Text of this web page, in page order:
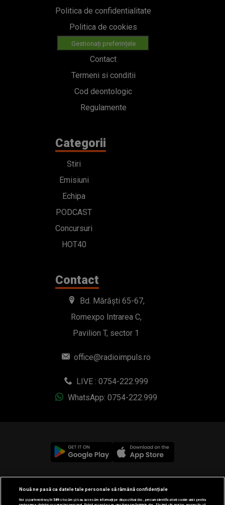
Politica de confidentialitate
Politica de cookies
Gestionați preferințele
Contact
Termeni si conditii
Cod deontologic
Regulamente
Categorii
Stiri
Emisiuni
Echipa
PODCAST
Concursuri
HOT40
Contact
Bd. Mărăști 65-67,
Romexpo Intrarea C,
Pavilion T, sector 1
office@radioimpuls.ro
LIVE : 0754-222.999
WhatsApp: 0754-222.999
© 2019-2026 DOGAN MEDIA INTERNATIONAL SA, Toate
drepturile rezervate.
Nouă ne pasă ca datele tale personale să rămână confidențiale
Noi și partenerii noștri589stocăm și/sau accesăm informații pe dispozitivul dvs., precum identificatorii cookie unici pentru